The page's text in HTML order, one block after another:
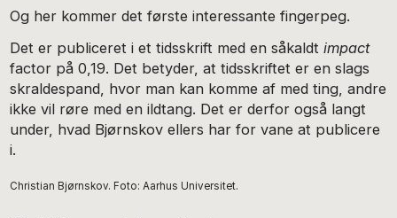
Og her kommer det første interessante fingerpeg.
Det er publiceret i et tidsskrift med en såkaldtimpact
factor på 0,19. Det betyder, at tidsskriftet er en slags
skraldespand, hvor man kan komme af med ting, andre
ikke vil røre med en ildtang. Det er derfor også langt
under, hvad Bjørnskov ellers har for vane at publicere
i.
Christian Bjørnskov. Foto: Aarhus Universitet.